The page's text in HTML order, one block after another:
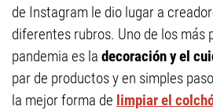
de Instagram le dio lugar a
diferentes rubros. Uno de los más
pandemia es la decoración y el
par de productos y en simples
la mejor forma de limpiar el